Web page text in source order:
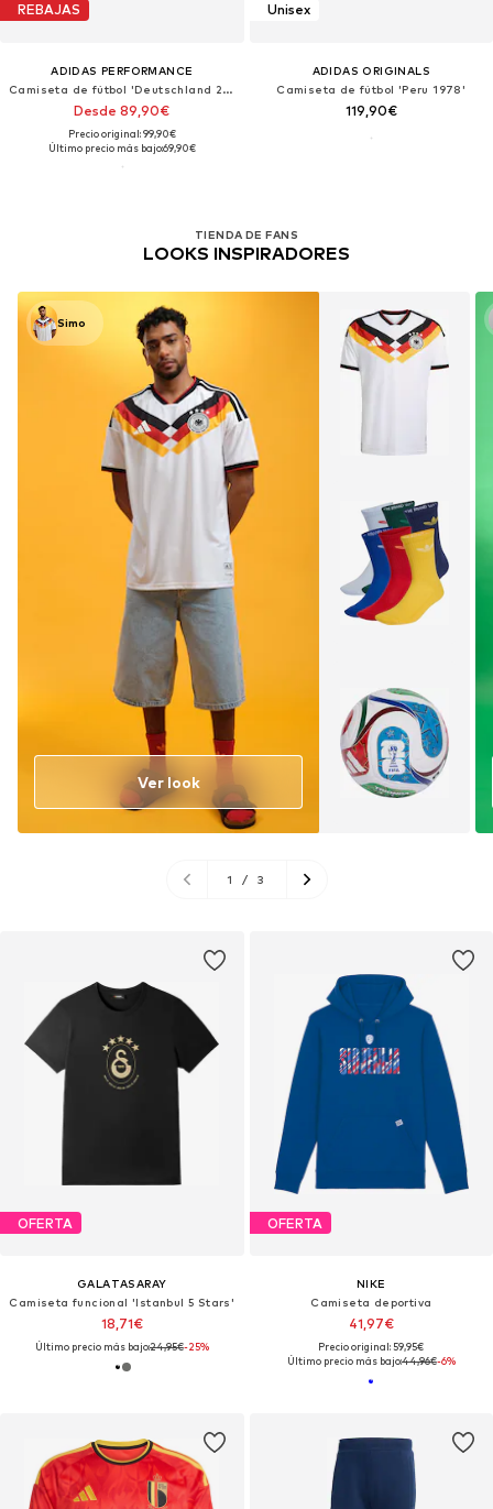
REBAJAS
ADIDAS PERFORMANCE
Camiseta de fútbol 'Deutschland 26 Home'
Desde 89,90€
Precio original: 99,90€
Último precio más bajo:69,90€
Unisex
ADIDAS ORIGINALS
Camiseta de fútbol 'Peru 1978'
119,90€
TIENDA DE FANS
LOOKS INSPIRADORES
Simo
Ver look
1 / 3
OFERTA
GALATASARAY
Camiseta funcional 'Istanbul 5 Stars'
18,71€
Último precio más bajo:24,95€-25%
OFERTA
NIKE
Camiseta deportiva
41,97€
Precio original: 59,95€
Último precio más bajo:44,96€-6%